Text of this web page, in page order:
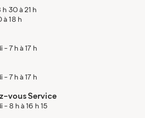
30 à 21 h
à 18 h
- 7 h à 17 h
- 7 h à 17 h
vous Service
- 8 h à 16 h 15